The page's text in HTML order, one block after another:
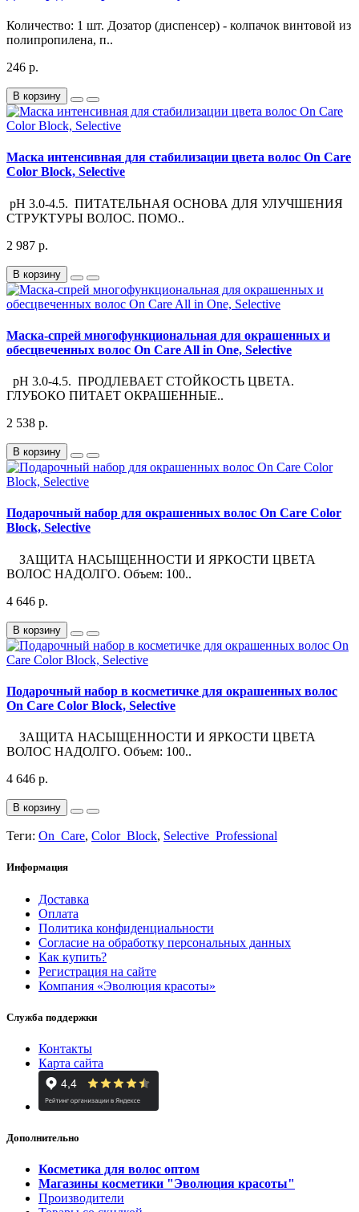
Количество: 1 шт. Дозатор (диспенсер) - колпачок винтовой из
полипропилена, п..
246 р.
В корзину
Маска интенсивная для стабилизации цвета волос On Care
Color Block, Selective
pH 3.0-4.5. ПИТАТЕЛЬНАЯ ОСНОВА ДЛЯ УЛУЧШЕНИЯ
СТРУКТУРЫ ВОЛОС. ПОМО..
2 987 р.
В корзину
Маска-спрей многофункциональная для окрашенных и
обесцвеченных волос On Care All in One, Selective
pH 3.0-4.5. ПРОДЛЕВАЕТ СТОЙКОСТЬ ЦВЕТА.
ГЛУБОКО ПИТАЕТ ОКРАШЕННЫЕ..
2 538 р.
В корзину
Подарочный набор для окрашенных волос On Care Color
Block, Selective
ЗАЩИТА НАСЫЩЕННОСТИ И ЯРКОСТИ ЦВЕТА
ВОЛОС НАДОЛГО. Объем: 100..
4 646 р.
В корзину
Подарочный набор в косметичке для окрашенных волос
On Care Color Block, Selective
ЗАЩИТА НАСЫЩЕННОСТИ И ЯРКОСТИ ЦВЕТА
ВОЛОС НАДОЛГО. Объем: 100..
4 646 р.
В корзину
Теги: On_Care, Color_Block, Selective_Professional
Информация
Доставка
Оплата
Политика конфиденциальности
Согласие на обработку персональных данных
Как купить?
Регистрация на сайте
Компания «Эволюция красоты»
Служба поддержки
Контакты
Карта сайта
Дополнительно
Косметика для волос оптом
Магазины косметики "Эволюция красоты"
Производители